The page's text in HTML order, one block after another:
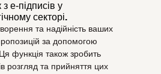
е‑підписів у
секторі.
та надійність ваших
за допомогою
функція також зробить
розгляд та прийняття цих